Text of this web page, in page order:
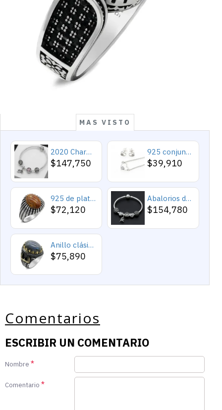
MAS VISTO
2020 Charms y cuentas de corazón, pulseras románticas de Cupido de circón rosa, joyería DIY, corazones en toda la prenda
$147,750
925 conjuntos de joyas de plata para 2019 conjunto de collares de corazón de amor para mujer regalo de joyería de boda
$39,910
925 de plata esterlina Simple personalidad Natural de ágata loco de piedra de los hombres y las mujeres anillos de tendencia Retro turco de los hombres anillos de boda
$72,120
Abalorios de plata esterlina 925 pura, abalorios de animales, elefante, hipopótamo, corazones, pulsera artesanal
$154,780
Anillo clásico de plata 925 para hombre con castillo de labradorita Natural, anillo de compromiso Retro Punk auspicioso de Turquía Constantinople
$75,890
Comentarios
ESCRIBIR UN COMENTARIO
Nombre
Comentario